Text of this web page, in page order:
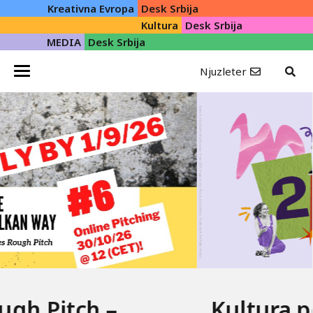
Kreativna Evropa Desk Srbija
Kultura Desk Srbija
MEDIA Desk Srbija
Njuzleter